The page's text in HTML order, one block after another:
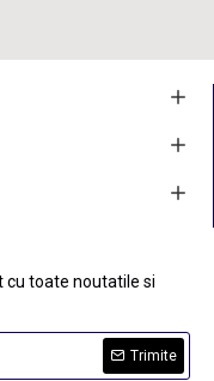
cu toate noutatile si
Trimite